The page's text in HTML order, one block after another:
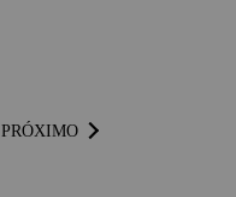
PRÓXIMO